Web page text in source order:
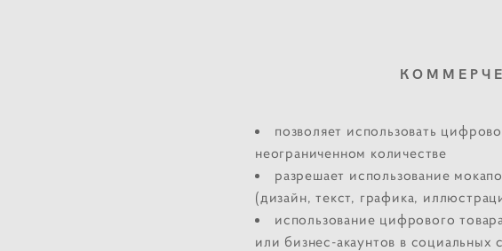
позволяет использовать
неограниченном количестве
разрешает использование
(дизайн, текст, графика,
использование цифрового
или бизнес-акаунтов в